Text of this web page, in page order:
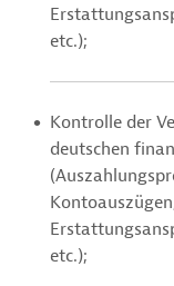
etc.);
Kontrolle der
deutschen
etc.);